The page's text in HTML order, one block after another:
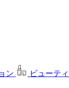
ン ビューティ